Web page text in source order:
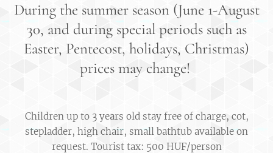
During the summer season (June 1-August
30, and during special periods such as
Easter, Pentecost, holidays, Christmas)
prices may change!
Children up to 3 years old stay free of charge, cot,
stepladder, high chair, small bathtub available on
request. Tourist tax: 500 HUF/person